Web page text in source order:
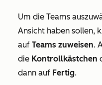
Um die Teams
Ansicht haben sollen,
auf Teams zuweisen.
die Kontrollkästchen
dann auf Fertig.